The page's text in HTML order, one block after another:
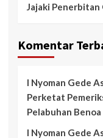
Jajaki Penerbitan
Komentar
I Nyoman Gede
Perketat
Pelabuhan Benoa
I Nyoman Gede